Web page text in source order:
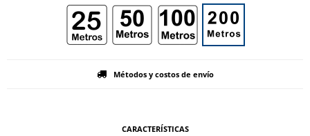
Métodos y costos de envío
CARACTERÍSTICAS